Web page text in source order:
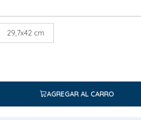
29,7x42 cm
AGREGAR AL CARRO